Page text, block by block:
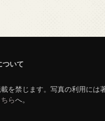
ついて
を禁じます。写真の利用には
らへ。